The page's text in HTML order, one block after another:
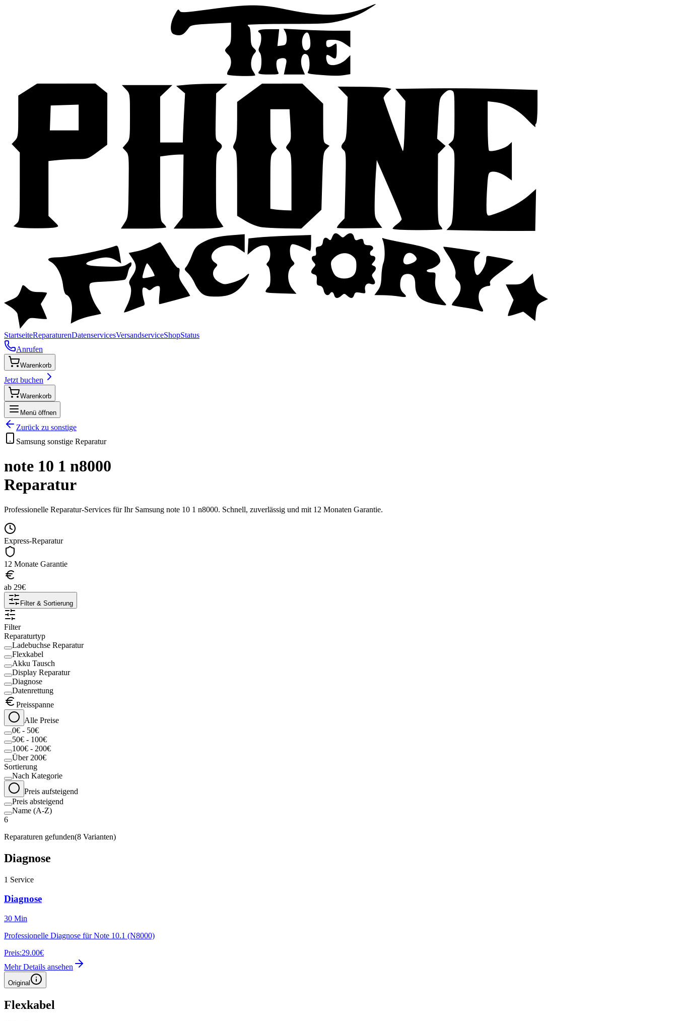
StartseiteReparaturenDatenservicesVersandserviceShopStatus
Anrufen
Warenkorb
Jetzt buchen
Warenkorb
Menü öffnen
Zurück zu sonstige
Samsung sonstige Reparatur
note 10 1 n8000
Reparatur
Professionelle Reparatur-Services für Ihr Samsung note 10 1 n8000. Schnell, zuverlässig und mit 12 Monaten Garantie.
Express-Reparatur
12 Monate Garantie
ab 29€
Filter & Sortierung
Filter
Reparaturtyp
Ladebuchse Reparatur
Flexkabel
Akku Tausch
Display Reparatur
Diagnose
Datenrettung
Preisspanne
Alle Preise
0€ - 50€
50€ - 100€
100€ - 200€
Über 200€
Sortierung
Nach Kategorie
Preis aufsteigend
Preis absteigend
Name (A-Z)
6
Reparaturen gefunden(8 Varianten)
Diagnose
1 Service
Diagnose
30 Min
Professionelle Diagnose für Note 10.1 (N8000)
Preis:29.00€
Mehr Details ansehen
Original
Flexkabel